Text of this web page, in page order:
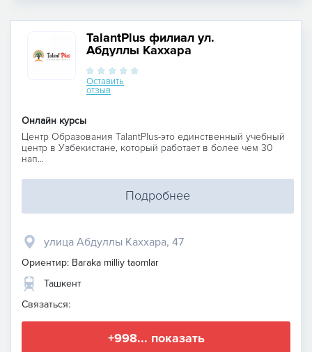
TalantPlus филиал ул.
Абдуллы Каххара
Оставить
отзыв
Онлайн курсы
Центр Образования TalantPlus-это единственный учебный
центр в Узбекистане, который работает в более чем 30
нап...
Подробнее
улица Абдуллы Каххара, 47
Ориентир: Baraka milliy taomlar
Ташкент
Связаться:
+998... показать